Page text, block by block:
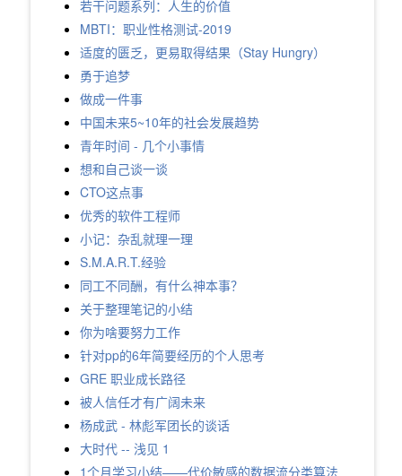
若干问题系列：人生的价值
MBTI：职业性格测试-2019
适度的匮乏，更易取得结果（Stay Hungry）
勇于追梦
做成一件事
中国未来5~10年的社会发展趋势
青年时间 - 几个小事情
想和自己谈一谈
CTO这点事
优秀的软件工程师
小记：杂乱就理一理
S.M.A.R.T.经验
同工不同酬，有什么神本事？
关于整理笔记的小结
你为啥要努力工作
针对pp的6年简要经历的个人思考
GRE 职业成长路径
被人信任才有广阔未来
杨成武 - 林彪军团长的谈话
大时代 -- 浅见 1
1个月学习小结——代价敏感的数据流分类算法